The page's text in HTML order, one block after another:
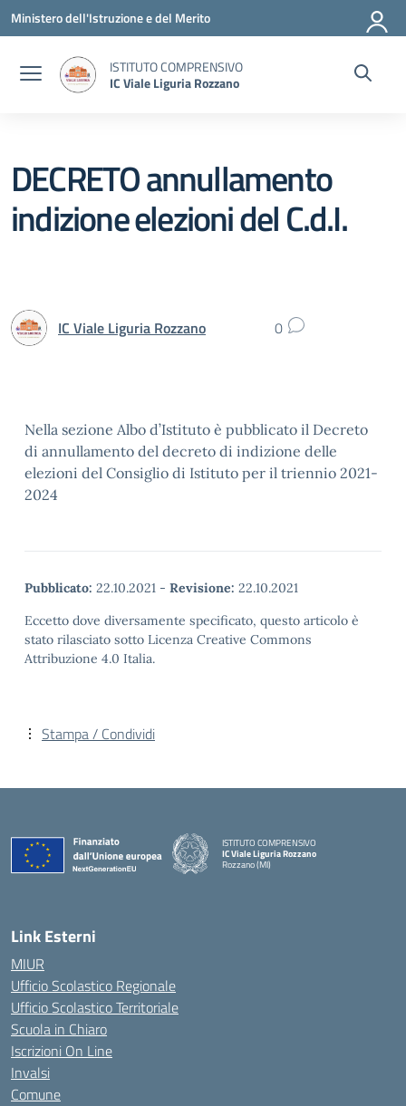
Vai ai contenuti
Vai al menu di navigazione
Vai al footer
Ministero dell'Istruzione e del Merito
ISTITUTO COMPRENSIVO
IC Viale Liguria Rozzano
DECRETO annullamento
indizione elezioni del C.d.I.
IC Viale Liguria Rozzano 0
Nella sezione Albo d’Istituto è pubblicato il Decreto
di annullamento del decreto di indizione delle
elezioni del Consiglio di Istituto per il triennio 2021-
2024
Pubblicato: 22.10.2021 - Revisione: 22.10.2021
Eccetto dove diversamente specificato, questo articolo è
stato rilasciato sotto Licenza Creative Commons
Attribuzione 4.0 Italia.
Stampa / Condividi
ISTITUTO COMPRENSIVO
IC Viale Liguria Rozzano
Rozzano (MI)
Link Esterni
MIUR
Ufficio Scolastico Regionale
Ufficio Scolastico Territoriale
Scuola in Chiaro
Iscrizioni On Line
Invalsi
Comune